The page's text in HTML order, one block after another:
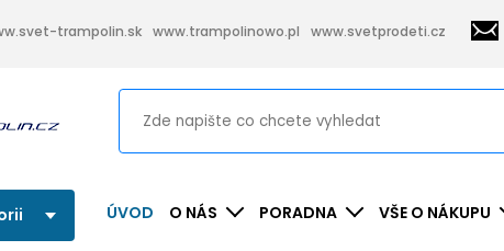
trampolin.sk www.trampolinowo.pl www.svetprodeti.cz
ÚVOD O NÁS PORADNA VŠE O NÁKUPU